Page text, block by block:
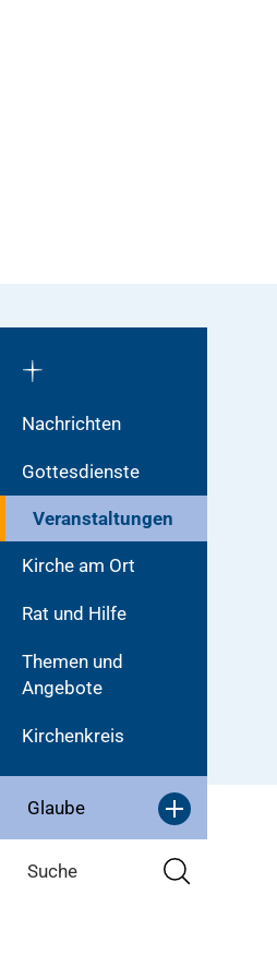
Nachrichten
Gottesdienste
Veranstaltungen
Kirche am Ort
Rat und Hilfe
Themen und
Angebote
Kirchenkreis
Glaube
Suche